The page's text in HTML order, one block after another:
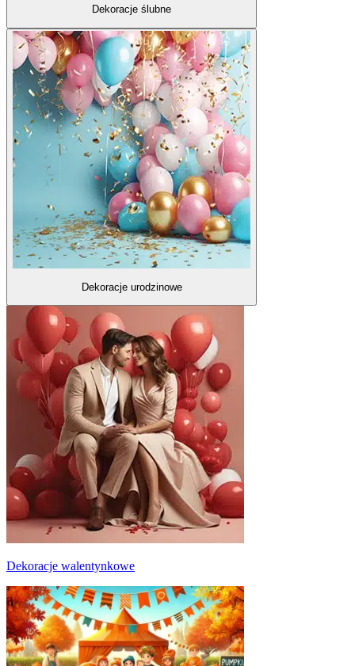
Dekoracje ślubne
Dekoracje urodzinowe
Dekoracje walentynkowe